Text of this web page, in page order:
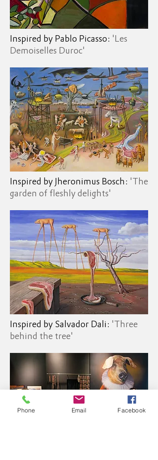
Inspired by Pablo Picasso: 'Les
Demoiselles Duroc'
Inspired by Jheronimus Bosch: 'The
garden of fleshly delights'
Inspired by Salvador Dali: 'Three
behind the tree'
Phone Email Facebook